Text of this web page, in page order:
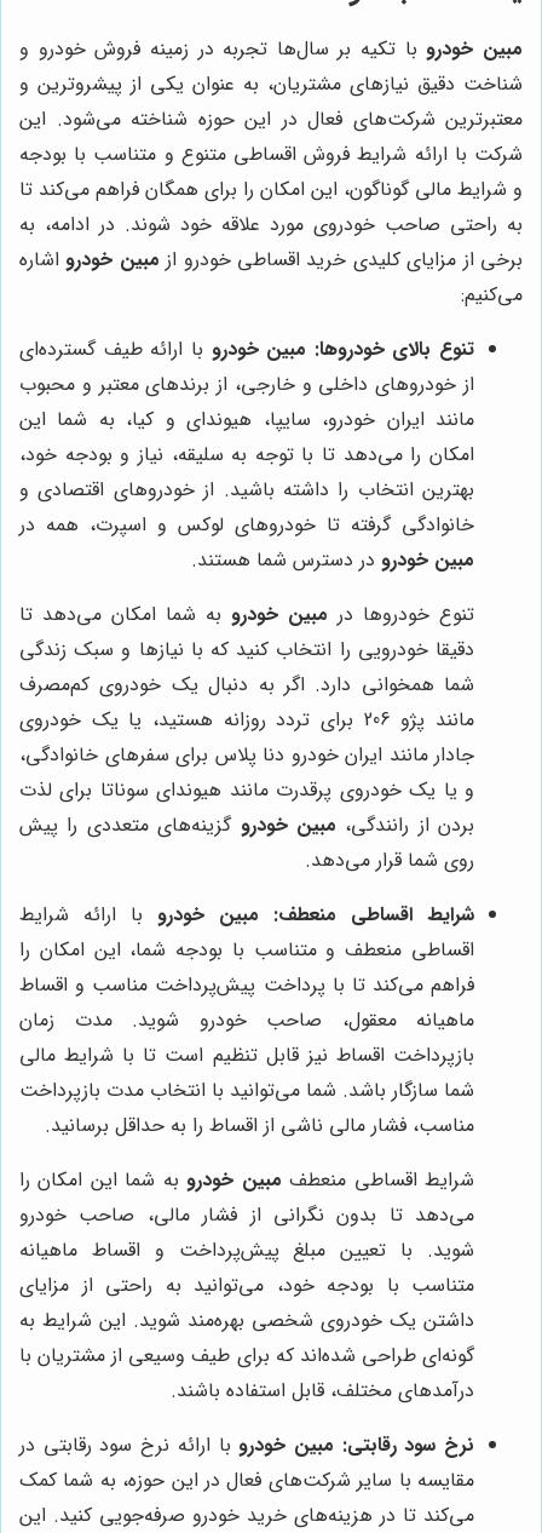
مبین خودرو با تکیه بر سال‌ها تجربه در زمینه فروش خودرو و
شناخت دقیق نیازهای مشتریان، به عنوان یکی از پیشروترین و
معتبرترین شرکت‌های فعال در این حوزه شناخته می‌شود. این
شرکت با ارائه شرایط فروش اقساطی متنوع و متناسب با بودجه
و شرایط مالی گوناگون، این امکان را برای همگان فراهم می‌کند تا
به راحتی صاحب خودروی مورد علاقه خود شوند. در ادامه، به
برخی از مزایای کلیدی خرید اقساطی خودرو از مبین خودرو اشاره
می‌کنیم:
تنوع بالای خودروها: مبین خودرو با ارائه طیف گسترده‌ای
از خودروهای داخلی و خارجی، از برندهای معتبر و محبوب
مانند ایران خودرو، سایپا، هیوندای و کیا، به شما این
امکان را می‌دهد تا با توجه به سلیقه، نیاز و بودجه خود،
بهترین انتخاب را داشته باشید. از خودروهای اقتصادی و
خانوادگی گرفته تا خودروهای لوکس و اسپرت، همه در
مبین خودرو در دسترس شما هستند.
تنوع خودروها در مبین خودرو به شما امکان می‌دهد تا
دقیقا خودرویی را انتخاب کنید که با نیازها و سبک زندگی
شما همخوانی دارد. اگر به دنبال یک خودروی کم‌مصرف
مانند پژو 206 برای تردد روزانه هستید، یا یک خودروی
جادار مانند ایران خودرو دنا پلاس برای سفرهای خانوادگی،
و یا یک خودروی پرقدرت مانند هیوندای سوناتا برای لذت
بردن از رانندگی، مبین خودرو گزینه‌های متعددی را پیش
روی شما قرار می‌دهد.
شرایط اقساطی منعطف: مبین خودرو با ارائه شرایط
اقساطی منعطف و متناسب با بودجه شما، این امکان را
فراهم می‌کند تا با پرداخت پیش‌پرداخت مناسب و اقساط
ماهیانه معقول، صاحب خودرو شوید. مدت زمان
بازپرداخت اقساط نیز قابل تنظیم است تا با شرایط مالی
شما سازگار باشد. شما می‌توانید با انتخاب مدت بازپرداخت
مناسب، فشار مالی ناشی از اقساط را به حداقل برسانید.
شرایط اقساطی منعطف مبین خودرو به شما این امکان را
می‌دهد تا بدون نگرانی از فشار مالی، صاحب خودرو
شوید. با تعیین مبلغ پیش‌پرداخت و اقساط ماهیانه
متناسب با بودجه خود، می‌توانید به راحتی از مزایای
داشتن یک خودروی شخصی بهره‌مند شوید. این شرایط به
گونه‌ای طراحی شده‌اند که برای طیف وسیعی از مشتریان با
درآمدهای مختلف، قابل استفاده باشند.
نرخ سود رقابتی: مبین خودرو با ارائه نرخ سود رقابتی در
مقایسه با سایر شرکت‌های فعال در این حوزه، به شما کمک
می‌کند تا در هزینه‌های خرید خودرو صرفه‌جویی کنید. این